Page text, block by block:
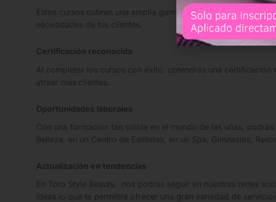
Estos cursos cubren una amplia gama de técnicas y estilos
necesidades de tus clientes.
Certificación reconocida
Al completar los cursos con éxito, obtendrás una
atraer más clientes.
Oportunidades laborales
Con una formación tan sólida en el mundo de las uñas,
Belleza, en un Centro de Estilistas, en un Spa, Gimnasios,
Actualización en tendencias
En Toro Style Beauty, nos podrás seguir en nuestras redes
ideas lo que te permitirá ofrecer una gran variedad de